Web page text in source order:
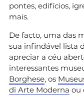
pontes, edifícios,
mais.
De facto, uma das
sua infindável lista
apreciar a céu
interessantes
Borghese, os
di Arte Moderna ou